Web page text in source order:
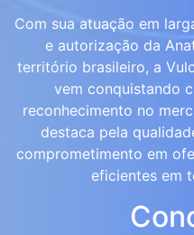
Com sua atuação em
e autorização da
território brasileiro, a
vem conquistando
reconhecimento no
destaca pela
comprometimento em
eficientes em